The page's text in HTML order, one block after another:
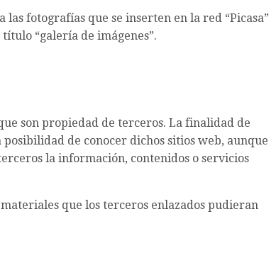
fotografías que se inserten en la red “Picasa”
“galería de imágenes”.
son propiedad de terceros. La finalidad de
de conocer dichos sitios web, aunque
la información, contenidos o servicios
que los terceros enlazados pudieran